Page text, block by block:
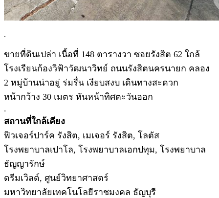
.
ขายที่ดินเปล่า เนื้อที่ 148 ตารางวา ซอยรังสิต 62 ใกล้
โรงเรียนก้องวิฟ้าวัฒนาวิทย์ ถนนรังสิตนครนายก คลอง
2 หมู่บ้านน่าอยู่ ร่มรื่น เงียบสงบ เดินทางสะดวก
หน้ากว้าง 30 เมตร หันหน้าทิศตะวันออก
.
สถานที่ใกล้เคียง
ฟิวเจอร์ปาร์ค รังสิต, เมเจอร์ รังสิต, โลตัส
โรงพยาบาลเปาโล, โรงพยาบาลเอกปทุม, โรงพยาบาล
ธัญญารักษ์
ดรีมเวิลด์, ศูนย์วิทยาศาสตร์
มหาวิทยาลัยเทคโนโลยีราชมงคล ธัญบุรี